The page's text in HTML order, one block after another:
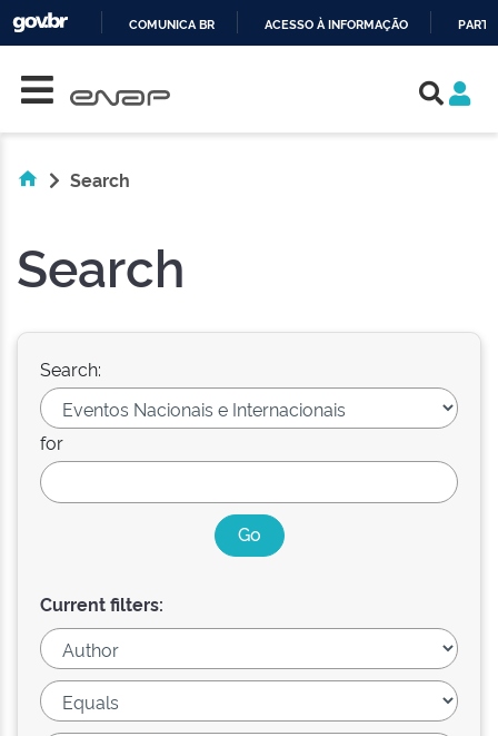
COMUNICA BR ACESSO À INFORMAÇÃO
Search
Search
Search:
for
Current filters: